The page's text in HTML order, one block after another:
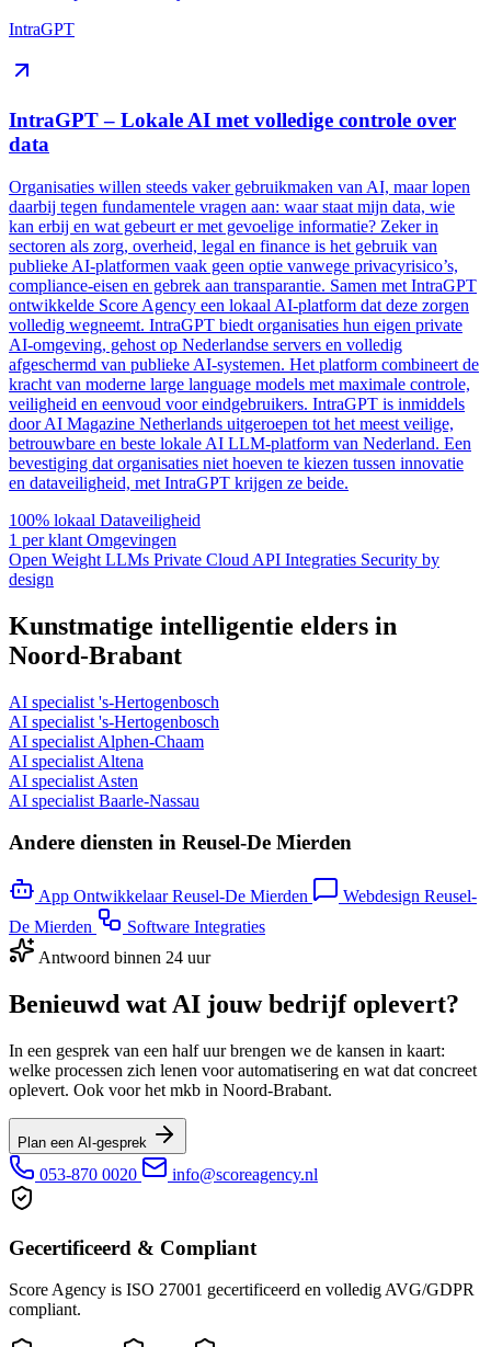
IntraGPT
IntraGPT – Lokale AI met volledige controle over
data
Organisaties willen steeds vaker gebruikmaken van AI, maar lopen
daarbij tegen fundamentele vragen aan: waar staat mijn data, wie
kan erbij en wat gebeurt er met gevoelige informatie? Zeker in
sectoren als zorg, overheid, legal en finance is het gebruik van
publieke AI-platformen vaak geen optie vanwege privacyrisico’s,
compliance-eisen en gebrek aan transparantie. Samen met IntraGPT
ontwikkelde Score Agency een lokaal AI-platform dat deze zorgen
volledig wegneemt. IntraGPT biedt organisaties hun eigen private
AI-omgeving, gehost op Nederlandse servers en volledig
afgeschermd van publieke AI-systemen. Het platform combineert de
kracht van moderne large language models met maximale controle,
veiligheid en eenvoud voor eindgebruikers. IntraGPT is inmiddels
door AI Magazine Netherlands uitgeroepen tot het meest veilige,
betrouwbare en beste lokale AI LLM-platform van Nederland. Een
bevestiging dat organisaties niet hoeven te kiezen tussen innovatie
en dataveiligheid, met IntraGPT krijgen ze beide.
100% lokaal Dataveiligheid
1 per klant Omgevingen
Open Weight LLMs Private Cloud API Integraties Security by
design
Kunstmatige intelligentie elders in
Noord-Brabant
AI specialist 's-Hertogenbosch
AI specialist 's-Hertogenbosch
AI specialist Alphen-Chaam
AI specialist Altena
AI specialist Asten
AI specialist Baarle-Nassau
Andere diensten in Reusel-De Mierden
App Ontwikkelaar Reusel-De Mierden
Webdesign Reusel-
De Mierden
Software Integraties
Antwoord binnen 24 uur
Benieuwd wat AI jouw bedrijf oplevert?
In een gesprek van een half uur brengen we de kansen in kaart:
welke processen zich lenen voor automatisering en wat dat concreet
oplevert. Ook voor het mkb in Noord-Brabant.
Plan een AI-gesprek
053-870 0020 info@scoreagency.nl
Gecertificeerd & Compliant
Score Agency is ISO 27001 gecertificeerd en volledig AVG/GDPR
compliant.